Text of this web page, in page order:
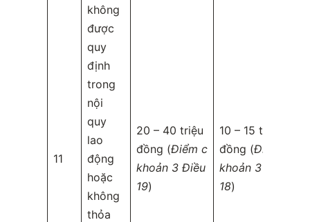
11
không
được
quy
định
trong
nội
quy
lao
động
hoặc
không
thỏa
20 – 40 triệu
đồng (Điểm c
khoản 3 Điều
19)
10 – 15 triệu
đồng (Điểm c
khoản 3 Điều
18)